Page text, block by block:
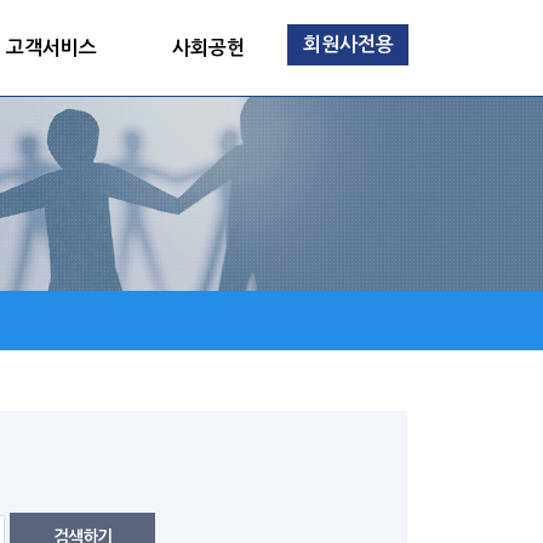
고객서비스 사회공헌 회원사전용
검색하기